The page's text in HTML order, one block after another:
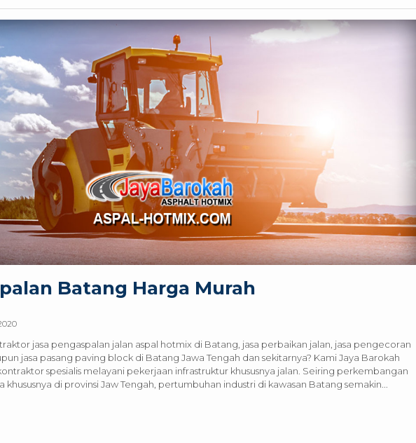
Batang Harga Murah
jasa pengaspalan jalan aspal hotmix di Batang, jasa perbaikan jalan, jasa pengecoran
jasa pasang paving block di Batang Jawa Tengah dan sekitarnya? Kami Jaya Barokah
spesialis melayani pekerjaan infrastruktur khususnya jalan. Seiring perkembangan
di provinsi Jaw Tengah, pertumbuhan industri di kawasan Batang semakin...